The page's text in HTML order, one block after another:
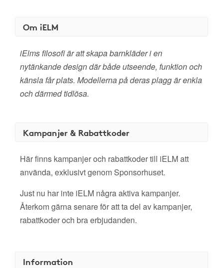
Om iELM
iElms filosofi är att skapa barnkläder i en
nytänkande design där både utseende, funktion och
känsla får plats. Modellerna på deras plagg är enkla
och därmed tidlösa.
Kampanjer & Rabattkoder
Här finns kampanjer och rabattkoder till iELM att
använda, exklusivt genom Sponsorhuset.
Just nu har inte iELM några aktiva kampanjer.
Återkom gärna senare för att ta del av kampanjer,
rabattkoder och bra erbjudanden.
Information